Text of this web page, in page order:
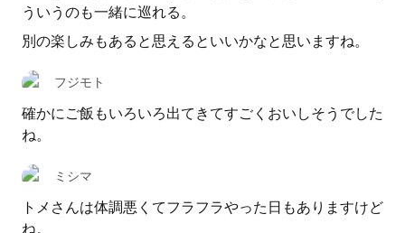
ういうのも一緒に巡れる。
別の楽しみもあると思えるといいかなと思いますね。
フジモト
確かにご飯もいろいろ出てきてすごくおいしそうでした
ね。
ミシマ
トメさんは体調悪くてフラフラやった日もありますけど
ね。